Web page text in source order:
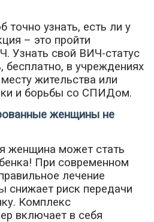
точно узнать, есть ли у
– это пройти
Узнать свой ВИЧ-статус
в учреждениях
жительства или
и борьбы со СПИДом.
женщины не
женщина может стать
При современном
лечение
снижает риск передачи
Комплекс
включает в себя